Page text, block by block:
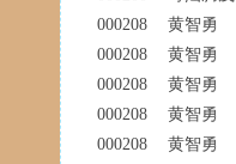
000208
黄智勇
000208
黄智勇
000208
黄智勇
000208
黄智勇
000208
黄智勇